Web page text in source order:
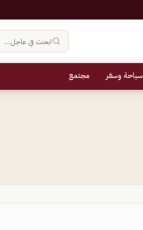
ابحث في عاجل…
سياحة وسفر مجتمع